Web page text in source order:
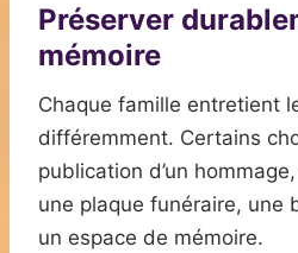
Préserver
mémoire
Chaque famille entretient
différemment. Certains
publication d’un
une plaque funéraire, une
un espace de mémoire.